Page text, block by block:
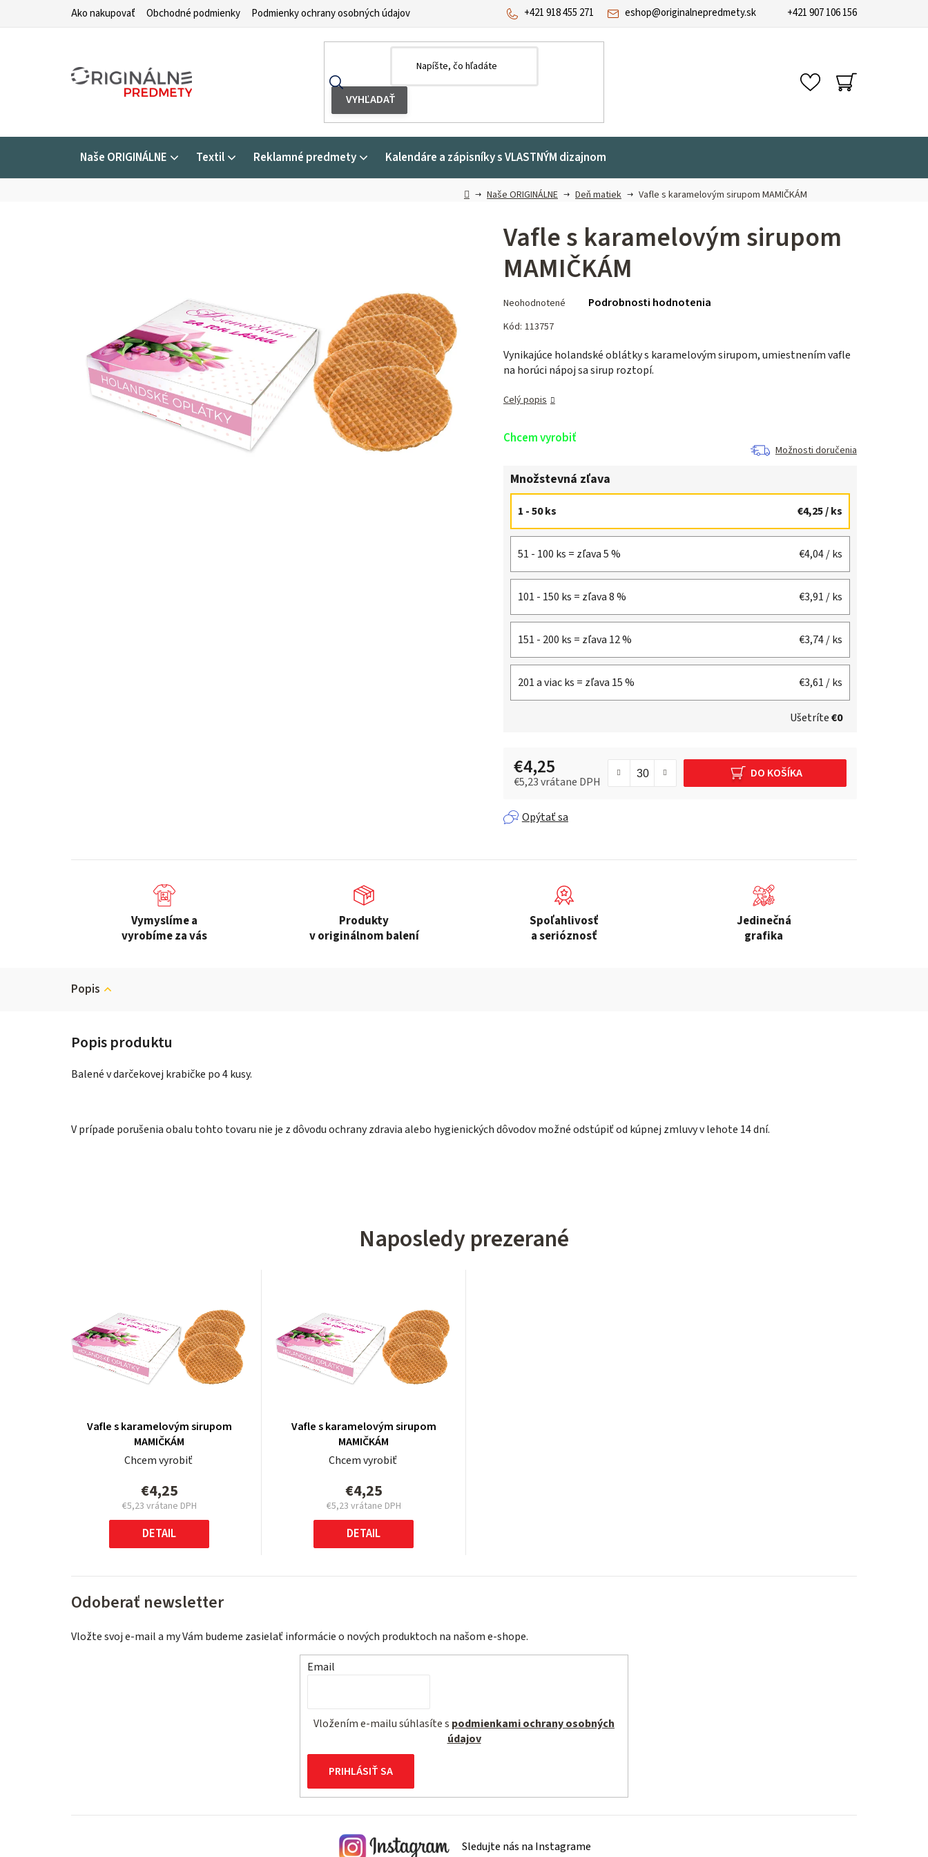
Ako nakupovať Obchodné podmienky Podmienky ochrany osobných údajov eshop@originalnepredmety.sk
+421 918 455 271 +421 907 106 156
NÁKUPNÝ
KOŠÍK
Naše ORIGINÁLNE Textil Reklamné predmety Kalendáre a zápisníky s VLASTNÝM dizajnom
DomovNaše ORIGINÁLNE Deň matiek Vafle s karamelovým sirupom MAMIČKÁM
Vafle s karamelovým sirupom
MAMIČKÁM
hodnotenie
produktu
0,0
z 5
Neohodnotené Podrobnosti hodnotenia
Kód: 113757
Vynikajúce holandské oblátky s karamelovým sirupom, umiestnením vafle
na horúci nápoj sa sirup roztopí.
Celý popis
Chcem vyrobiť
Možnosti doručenia
Množstevná zľava
1 - 50 ks €4,25/ ks
51 - 100 ks = zľava 5 % €4,04/ ks
101 - 150 ks = zľava 8 % €3,91 / ks
151 - 200 ks = zľava 12 % €3,74/ ks
201 a viac ks = zľava 15 % €3,61 / ks
Ušetríte€0
€4,25
€5,23 vrátane DPH
DO KOŠÍKA
Opýtať sa
Vymyslíme a
vyrobíme za vás
Produkty
v originálnom balení
Spoľahlivosť
a serióznosť
Jedinečná
grafika
Popis
Balené v darčekovej krabičke po 4 kusy.
V prípade porušenia obalu tohto tovaru nie je z dôvodu ochrany zdravia alebo hygienických dôvodov možné odstúpiť od kúpnej zmluvy v lehote 14 dní.
Naposledy prezerané
Vafle s karamelovým sirupom
MAMIČKÁM
Chcem vyrobiť
€4,25
€5,23 vrátane DPH
Jednotková
cena:
DETAIL
Vafle s karamelovým sirupom
MAMIČKÁM
Chcem vyrobiť
€4,25
€5,23 vrátane DPH
Jednotková
cena:
DETAIL
Odoberať newsletter
Vložte svoj e-mail a my Vám budeme zasielať informácie o nových produktoch na našom e-shope.
Email
Vložením e-mailu súhlasíte s podmienkami ochrany osobných
údajov
PRIHLÁSIŤ SA
Sledujte nás na Instagrame